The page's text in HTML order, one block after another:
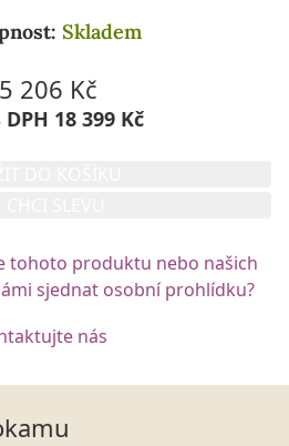
Skladem
206 Kč
18 399 Kč
tohoto produktu nebo našich
sjednat osobní prohlídku?
nás